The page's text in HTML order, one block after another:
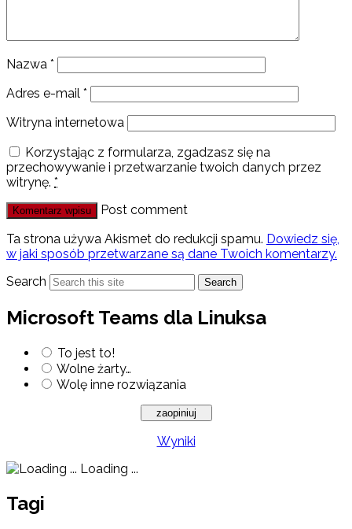
Nazwa *
Adres e-mail *
Witryna internetowa
Korzystając z formularza, zgadzasz się na
przechowywanie i przetwarzanie twoich danych przez
witrynę. *
Post comment
Ta strona używa Akismet do redukcji spamu. Dowiedz się,
w jaki sposób przetwarzane są dane Twoich komentarzy.
Search
Search
Microsoft Teams dla Linuksa
To jest to!
Wolne żarty…
Wolę inne rozwiązania
Wyniki
Loading ...
Tagi